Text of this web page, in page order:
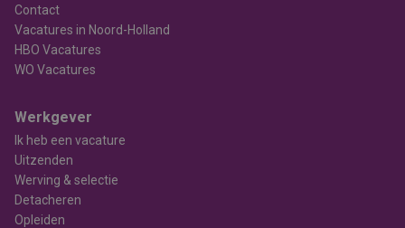
Contact
Vacatures in Noord-Holland
HBO Vacatures
WO Vacatures
Werkgever
Ik heb een vacature
Uitzenden
Werving & selectie
Detacheren
Opleiden